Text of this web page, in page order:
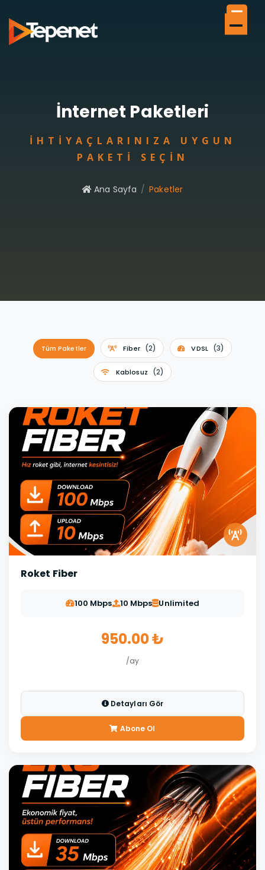
İnternet Paketleri
İHTIYAÇLARINIZA UYGUN
PAKETI SEÇIN
Ana Sayfa Paketler
Tüm Paketler Fiber (2) VDSL (3)
Kablosuz (2)
Roket Fiber
100 Mbps 10 Mbps Unlimited
950.00 ₺
/ay
Detayları Gör
Abone Ol